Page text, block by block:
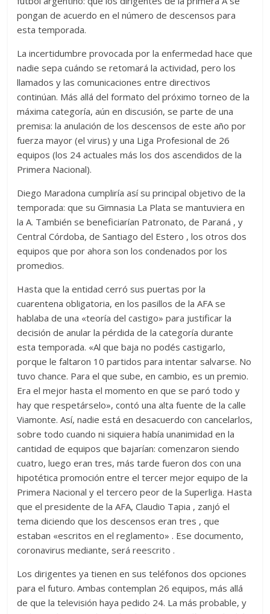
pongan de acuerdo en el número de descensos para
esta temporada.
La incertidumbre provocada por la enfermedad hace que
nadie sepa cuándo se retomará la actividad, pero los
llamados y las comunicaciones entre directivos
continúan. Más allá del formato del próximo torneo de la
máxima categoría, aún en discusión, se parte de una
premisa: la anulación de los descensos de este año por
fuerza mayor (el virus) y una Liga Profesional de 26
equipos (los 24 actuales más los dos ascendidos de la
Primera Nacional).
Diego Maradona cumpliría así su principal objetivo de la
temporada: que su Gimnasia La Plata se mantuviera en
la A. También se beneficiarían Patronato, de Paraná , y
Central Córdoba, de Santiago del Estero , los otros dos
equipos que por ahora son los condenados por los
promedios.
Hasta que la entidad cerró sus puertas por la
cuarentena obligatoria, en los pasillos de la AFA se
hablaba de una «teoría del castigo» para justificar la
decisión de anular la pérdida de la categoría durante
esta temporada. «Al que baja no podés castigarlo,
porque le faltaron 10 partidos para intentar salvarse. No
tuvo chance. Para el que sube, en cambio, es un premio.
Era el mejor hasta el momento en que se paró todo y
hay que respetárselo», contó una alta fuente de la calle
Viamonte. Así, nadie está en desacuerdo con cancelarlos,
sobre todo cuando ni siquiera había unanimidad en la
cantidad de equipos que bajarían: comenzaron siendo
cuatro, luego eran tres, más tarde fueron dos con una
hipotética promoción entre el tercer mejor equipo de la
Primera Nacional y el tercero peor de la Superliga. Hasta
que el presidente de la AFA, Claudio Tapia , zanjó el
tema diciendo que los descensos eran tres , que
estaban «escritos en el reglamento» . Ese documento,
coronavirus mediante, será reescrito .
Los dirigentes ya tienen en sus teléfonos dos opciones
para el futuro. Ambas contemplan 26 equipos, más allá
de que la televisión haya pedido 24. La más probable, y